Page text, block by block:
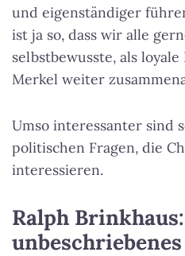
und eigenständiger
ist ja so, dass wir alle
selbstbewusste, als
Merkel weiter
Umso interessanter sind
politischen Fragen, die
interessieren.
Ralph